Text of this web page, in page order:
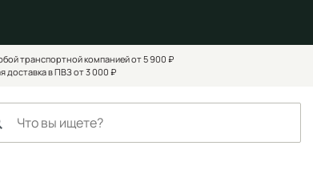
транспортной компанией от 5 900 ₽
доставка в ПВЗ от 3 000 ₽